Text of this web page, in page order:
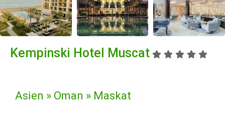
Kempinski Hotel Muscat
Asien » Oman » Maskat